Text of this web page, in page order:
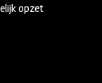
opzet